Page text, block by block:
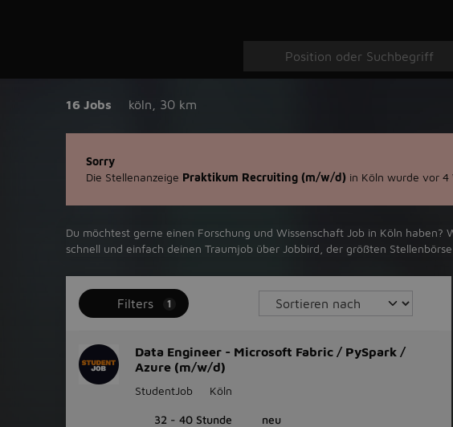
16 Jobs köln 30 km
Sorry
Die Stellenanzeige Praktikum Recruiting (m/w/d) in Köln wurde vor 4
Du möchtest gerne einen Forschung und Wissenschaft Job in ‪Köln‬
schnell und einfach deinen Traumjob über ‪Jobbird‬, der größten
Filters 1
Data Engineer - Microsoft Fabric / PySpark /
Azure (m/w/d)
StudentJob Köln
32 - 40 Stunde neu